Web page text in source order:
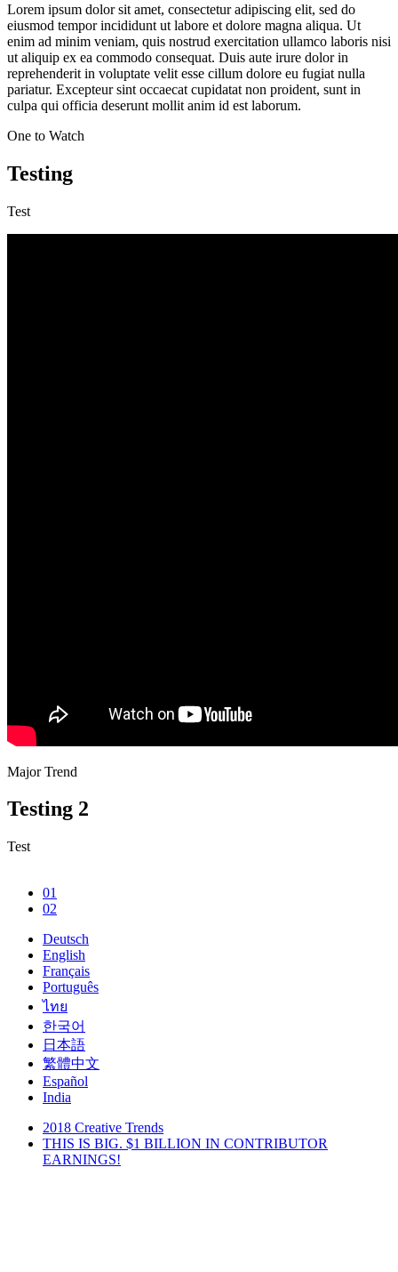
Lorem ipsum dolor sit amet, consectetur adipiscing elit, sed do
eiusmod tempor incididunt ut labore et dolore magna aliqua. Ut
enim ad minim veniam, quis nostrud exercitation ullamco laboris nisi
ut aliquip ex ea commodo consequat. Duis aute irure dolor in
reprehenderit in voluptate velit esse cillum dolore eu fugiat nulla
pariatur. Excepteur sint occaecat cupidatat non proident, sunt in
culpa qui officia deserunt mollit anim id est laborum.
One to Watch
Testing
Test
Major Trend
Testing 2
Test
01
02
Deutsch
English
Français
Português
ไทย
한국어
日本語
繁體中文
Español
India
2018 Creative Trends
THIS IS BIG. $1 BILLION IN CONTRIBUTOR
EARNINGS!